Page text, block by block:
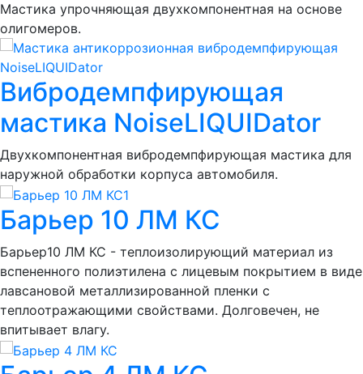
Мастика упрочняющая двухкомпонентная на основе
олигомеров.
Вибродемпфирующая
мастика NoiseLIQUIDator
Двухкомпонентная вибродемпфирующая мастика для
наружной обработки корпуса автомобиля.
Барьер 10 ЛМ КС
Барьер10 ЛМ КС - теплоизолирующий материал из
вспененного полиэтилена с лицевым покрытием в виде
лавсановой металлизированной пленки с
теплоотражающими свойствами. Долговечен, не
впитывает влагу.